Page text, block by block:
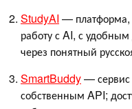
StudyAI — платформа,
работу с AI, с
через понятный
SmartBuddy— сервис
собственным API;